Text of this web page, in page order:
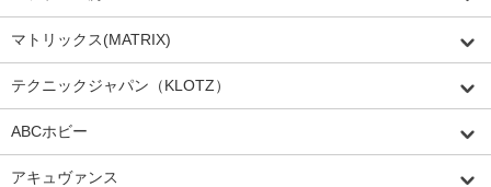
マトリックス(MATRIX)
テクニックジャパン（KLOTZ）
ABCホビー
アキュヴァンス